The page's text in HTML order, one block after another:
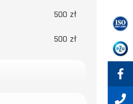
500 zł
500 zł